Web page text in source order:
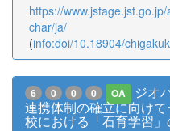
https://
char/ja/
(info:doi/10.18904/
6 0 0 0 OA
ジオ
連携体制の確立に向け
校における「石育学習